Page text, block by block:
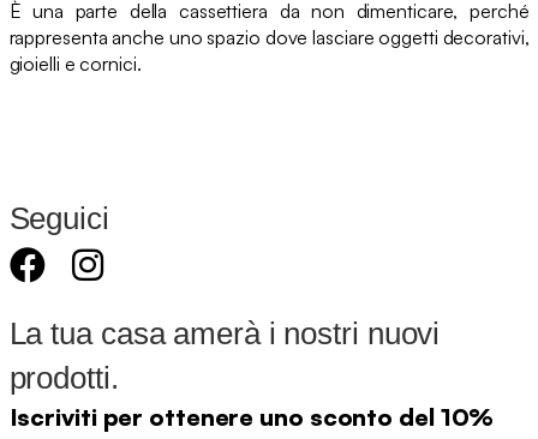
È una parte della cassettiera da non dimenticare, perché
rappresenta anche uno spazio dove lasciare oggetti decorativi,
gioielli e cornici.
Seguici
La tua casa amerà i nostri nuovi
prodotti.
Iscriviti per ottenere uno sconto del 10%